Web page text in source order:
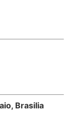
Brasilia